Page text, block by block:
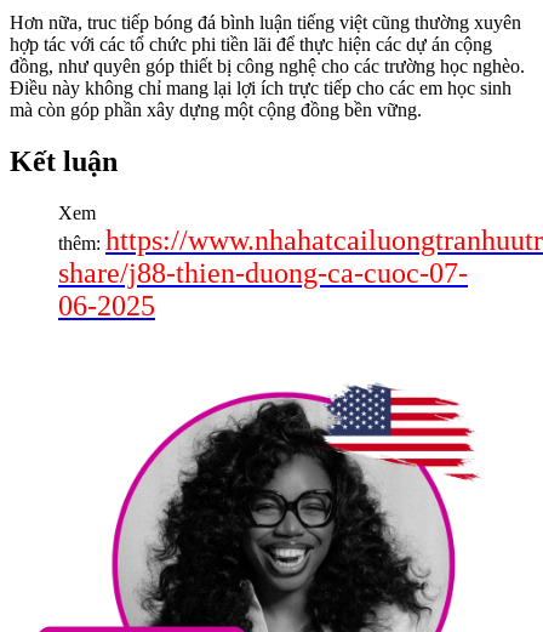
Hơn nữa, truc tiếp bóng đá bình luận tiếng việt cũng thường xuyên
hợp tác với các tổ chức phi tiền lãi để thực hiện các dự án cộng
đồng, như quyên góp thiết bị công nghệ cho các trường học nghèo.
Điều này không chỉ mang lại lợi ích trực tiếp cho các em học sinh
mà còn góp phần xây dựng một cộng đồng bền vững.
Kết luận
Xem
thêm: https://
share/j88-thien-duong-ca-cuoc-07-
06-2025